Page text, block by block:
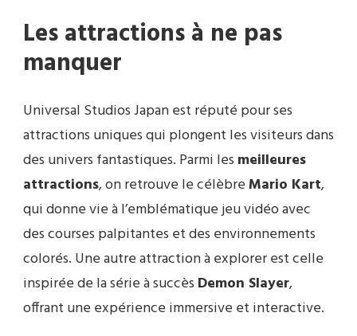
Les attractions à ne pas
manquer
Universal Studios Japan est réputé pour ses
attractions uniques qui plongent les visiteurs dans
des univers fantastiques. Parmi les meilleures
attractions, on retrouve le célèbreMario Kart,
qui donne vie à l’emblématique jeu vidéo avec
des courses palpitantes et des environnements
colorés. Une autre attraction à explorer est celle
inspirée de la série à succès Demon Slayer,
offrant une expérience immersive et interactive.